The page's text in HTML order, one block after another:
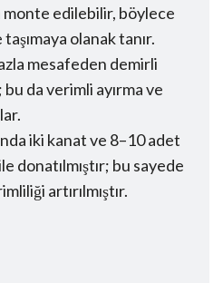
monte edilebilir, böylece
olanak tanır.
mesafeden demirli
da verimli ayırma ve
iki kanat ve 8–10 adet
donatılmıştır; bu sayede
artırılmıştır.